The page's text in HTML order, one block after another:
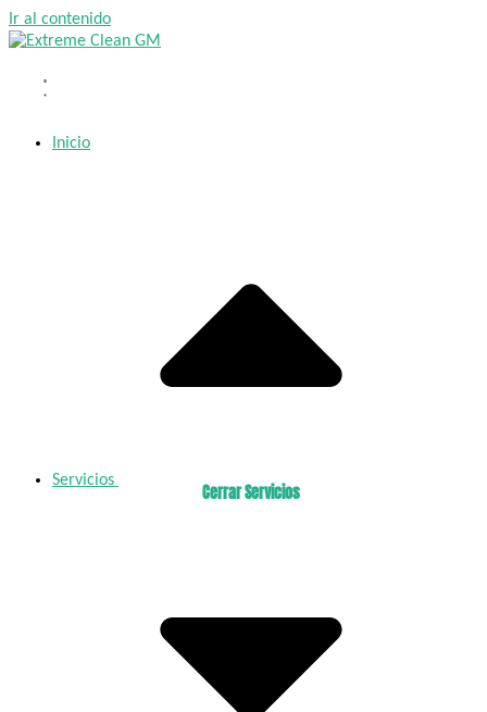
Ir al contenido
Inicio
Servicios
Cerrar Servicios